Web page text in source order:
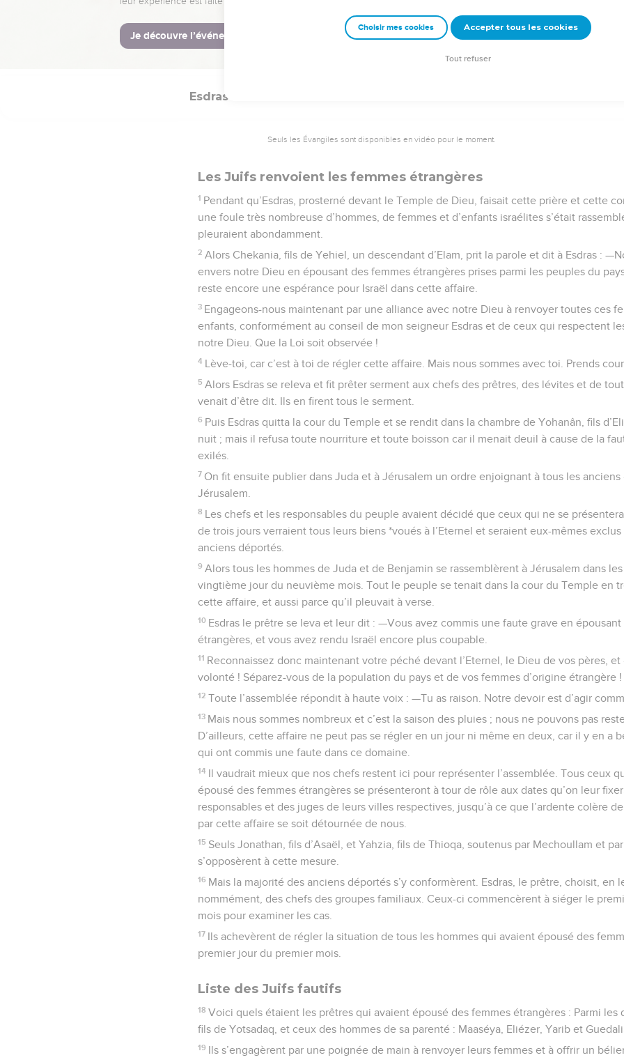
La Bible Du Semeur Copyright © 1992, 1999 by Biblica, Inc.® Used by permission. All rights
Esdras
Seuls les Évangiles sont disponibles en vidéo pour le moment.
Les Juifs renvoient les femmes étrangères
1 Pendant qu’Esdras, prosterné devant le Temple de Dieu, faisait cette prière et cette
une foule très nombreuse d’hommes, de femmes et d’enfants israélites s’était
pleuraient abondamment.
2 Alors Chekania, fils de Yehiel, un descendant d’Elam, prit la parole et dit à Esdras :
envers notre Dieu en épousant des femmes étrangères prises parmi les peuples du
reste encore une espérance pour Israël dans cette affaire.
3 Engageons-nous maintenant par une alliance avec notre Dieu à renvoyer toutes ces
enfants, conformément au conseil de mon seigneur Esdras et de ceux qui respectent
notre Dieu. Que la Loi soit observée !
4 Lève-toi, car c’est à toi de régler cette affaire. Mais nous sommes avec toi. Prends
5 Alors Esdras se releva et fit prêter serment aux chefs des prêtres, des lévites et de
venait d’être dit. Ils en firent tous le serment.
6 Puis Esdras quitta la cour du Temple et se rendit dans la chambre de Yohanân, fils
nuit ; mais il refusa toute nourriture et toute boisson car il menait deuil à cause de la
exilés.
7 On fit ensuite publier dans Juda et à Jérusalem un ordre enjoignant à tous les
Jérusalem.
8 Les chefs et les responsables du peuple avaient décidé que ceux qui ne se
de trois jours verraient tous leurs biens *voués à l’Eternel et seraient eux-mêmes
anciens déportés.
9 Alors tous les hommes de Juda et de Benjamin se rassemblèrent à Jérusalem dans
vingtième jour du neuvième mois. Tout le peuple se tenait dans la cour du Temple en
cette affaire, et aussi parce qu’il pleuvait à verse.
10 Esdras le prêtre se leva et leur dit : —Vous avez commis une faute grave en épousant
étrangères, et vous avez rendu Israël encore plus coupable.
11 Reconnaissez donc maintenant votre péché devant l’Eternel, le Dieu de vos pères,
volonté ! Séparez-vous de la population du pays et de vos femmes d’origine étrangère !
12 Toute l’assemblée répondit à haute voix : —Tu as raison. Notre devoir est d’agir
13 Mais nous sommes nombreux et c’est la saison des pluies ; nous ne pouvons pas
D’ailleurs, cette affaire ne peut pas se régler en un jour ni même en deux, car il y en a
qui ont commis une faute dans ce domaine.
14 Il vaudrait mieux que nos chefs restent ici pour représenter l’assemblée. Tous ceux
épousé des femmes étrangères se présenteront à tour de rôle aux dates qu’on leur
responsables et des juges de leurs villes respectives, jusqu’à ce que l’ardente colère
par cette affaire se soit détournée de nous.
15 Seuls Jonathan, fils d’Asaël, et Yahzia, fils de Thioqa, soutenus par Mechoullam et
s’opposèrent à cette mesure.
16 Mais la majorité des anciens déportés s’y conformèrent. Esdras, le prêtre, choisit, en
nommément, des chefs des groupes familiaux. Ceux-ci commencèrent à siéger le
mois pour examiner les cas.
17 Ils achevèrent de régler la situation de tous les hommes qui avaient épousé des
premier jour du premier mois.
Liste des Juifs fautifs
18 Voici quels étaient les prêtres qui avaient épousé des femmes étrangères : Parmi les
fils de Yotsadaq, et ceux des hommes de sa parenté : Maaséya, Eliézer, Yarib et
19 Ils s’engagèrent par une poignée de main à renvoyer leurs femmes et à offrir un
Choisir mes cookies Accepter tous les cookies
Tout refuser